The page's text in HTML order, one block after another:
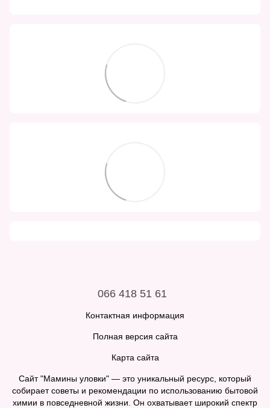
066 418 51 61
Контактная информация
Полная версия сайта
Карта сайта
Сайт "Мамины уловки" — это уникальный ресурс, который
собирает советы и рекомендации по использованию бытовой
химии в повседневной жизни. Он охватывает широкий спектр